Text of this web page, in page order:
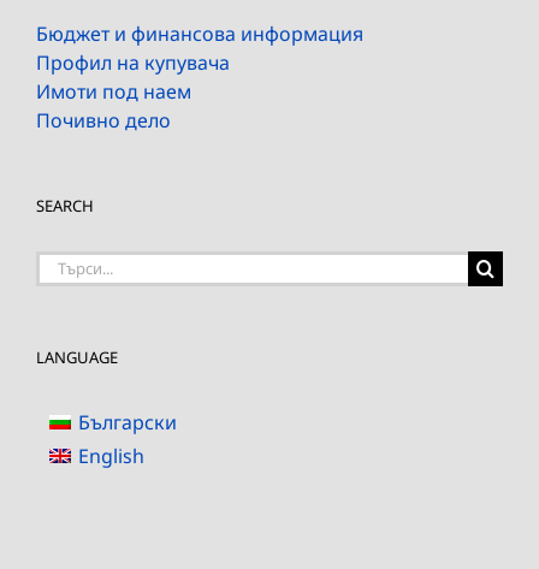
Бюджет и финансова информация
Профил на купувача
Имоти под наем
Почивно дело
SEARCH
Търсене
LANGUAGE
Български
English